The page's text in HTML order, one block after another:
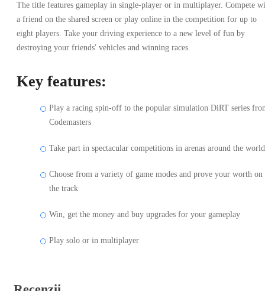
The title features gameplay in single-player or in multiplayer. Compete
a friend on the shared screen or play online in the competition for up to
eight players. Take your driving experience to a new level of fun by
destroying your friends' vehicles and winning races.
Key features:
Play a racing spin-off to the popular simulation DiRT series
Codemasters
Take part in spectacular competitions in arenas around the world
Choose from a variety of game modes and prove your worth on
the track
Win, get the money and buy upgrades for your gameplay
Play solo or in multiplayer